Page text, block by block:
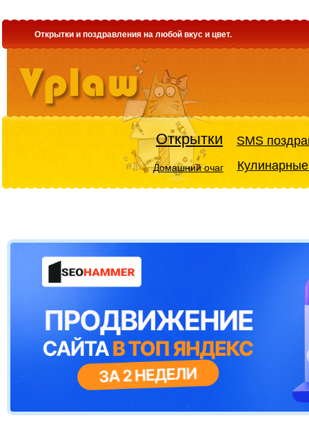
Открытки и поздравления на любой вкус и цвет.
Открытки SMS
Домашний очаг